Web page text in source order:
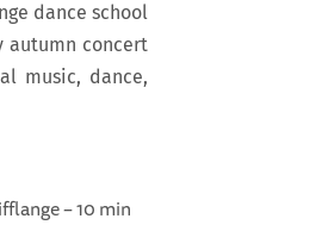
dance school
autumn concert
music, dance,
– 10 min